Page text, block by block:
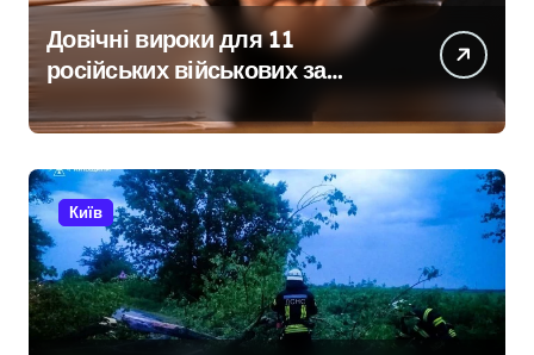
Довічні вироки для 11
російських військових за
Київщині
Київ